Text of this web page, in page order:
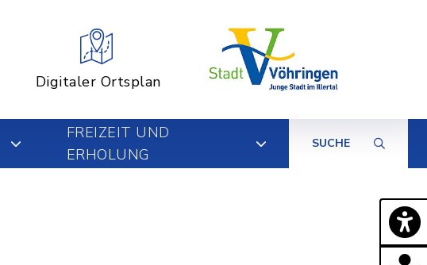
Digitaler Ortsplan
FREIZEIT UND
ERHOLUNG
SUCHE